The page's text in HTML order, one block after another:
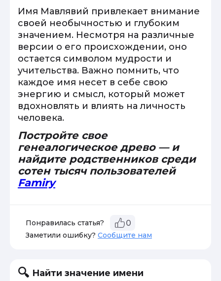
Имя Мавлявий привлекает внимание
своей необычностью и глубоким
значением. Несмотря на различные
версии о его происхождении, оно
остается символом мудрости и
учительства. Важно помнить, что
каждое имя несет в себе свою
энергию и смысл, который может
вдохновлять и влиять на личность
человека.
Постройте свое
генеалогическое древо — и
найдите родственников среди
сотен тысяч пользователей
Famiry
Понравилась статья? 0
Заметили ошибку? Сообщите нам
Найти значение имени